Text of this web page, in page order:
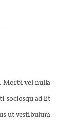
Morbi vel nulla
sociosqu ad lit
ut vestibulum